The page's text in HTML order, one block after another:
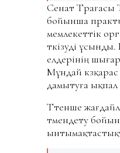
Сенат
бойынша
мемлекеттік
өткізуді
елдерінің
Мұндай
дамытуға ықпал
Төтенше
төмендету